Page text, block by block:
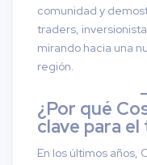
comunidad y
traders,
mirando hacia una
región.
¿Por qué
clave para
En los últimos años,